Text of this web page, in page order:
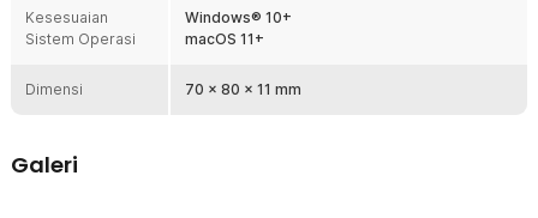
Akses Mudah dengan SanDisk Memory Zone
Tersedia di Google Play Store, aplikasi SanDisk Memory Zone
mencadangkan semua file smartphone secara otomatis. Fitur ini
Desain Aman dan Ergonomis
Kesesuaian
Sistem Operasi
Windows® 10+
macOS 11+
Dimensi 70 x 80 x 11 mm
Galeri